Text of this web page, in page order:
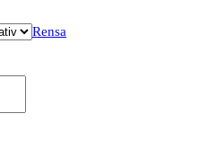
Rensa